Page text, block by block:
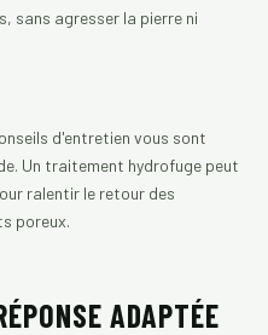
sans agresser la pierre ni
d'entretien vous sont
Un traitement hydrofuge peut
ralentir le retour des
poreux.
ADAPTÉE